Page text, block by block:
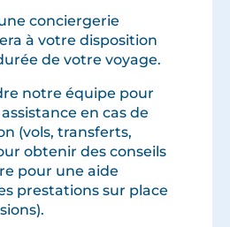
conciergerie
à votre disposition
de votre voyage.
notre équipe pour
en cas de
(vols, transferts,
obtenir des conseils
pour une aide
prestations sur place